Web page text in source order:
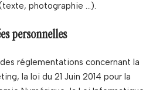
photographie …).
personnelles
réglementations concernant la
la loi du 21 Juin 2014 pour la